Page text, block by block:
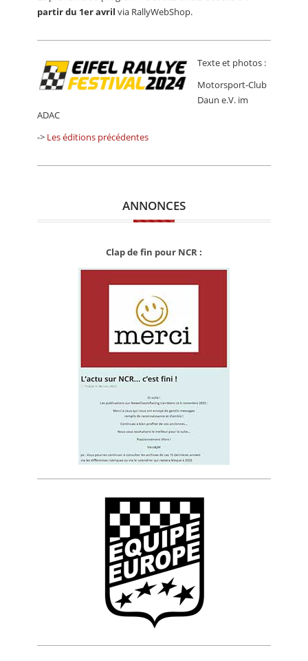
partir du 1er avril via RallyWebShop.
Texte et photos :
Motorsport-Club
Daun e.V. im
ADAC
-> Les éditions précédentes
ANNONCES
Clap de fin pour NCR :